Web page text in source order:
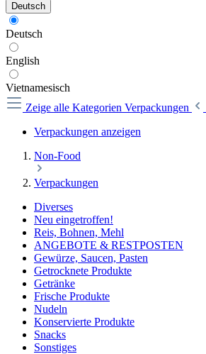
Deutsch
Deutsch
English
Vietnamesisch
Zeige alle Kategorien Verpackungen
Verpackungen anzeigen
Non-Food
Verpackungen
Diverses
Neu eingetroffen!
Reis, Bohnen, Mehl
ANGEBOTE & RESTPOSTEN
Gewürze, Saucen, Pasten
Getrocknete Produkte
Getränke
Frische Produkte
Nudeln
Konservierte Produkte
Snacks
Sonstiges